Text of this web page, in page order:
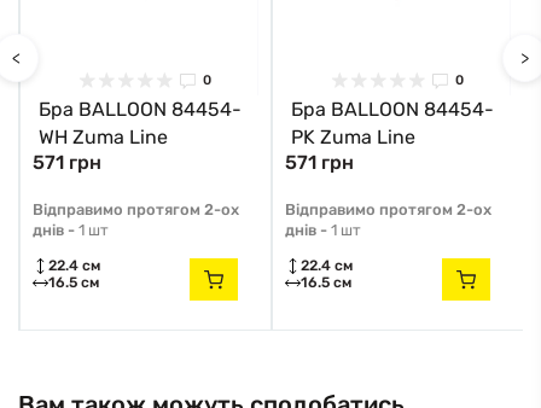
<
0
Бра BALLOON 84454-
WH Zuma Line
571 грн
Відправимо протягом 2-ох
днів - 1 шт
22.4 см
16.5 см
0
Бра BALLOON 84454-
PK Zuma Line
571 грн
Відправимо протягом 2-ох
днів - 1 шт
22.4 см
16.5 см
>